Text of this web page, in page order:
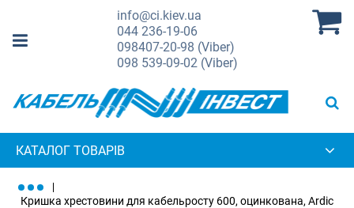
info@ci.kiev.ua
044236-19-06
098407-20-98 (Viber)
098 539-09-02 (Viber)
КАТАЛОГ ТОВАРІВ
Кришка хрестовини для кабельросту 600, оцинкована, Ardic